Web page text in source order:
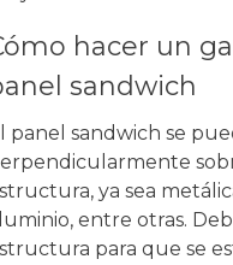
hacer un
sandwich
panel sandwich se
ya sea
entre otras.
para que se